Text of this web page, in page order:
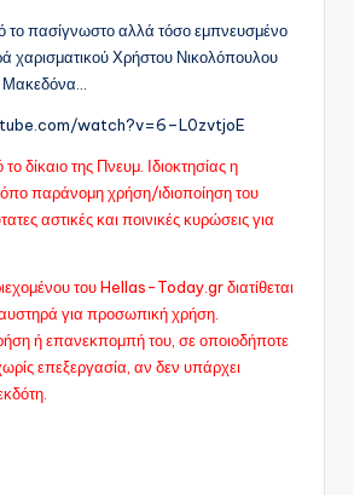
το πασίγνωστο αλλά τόσο εμπνευσμένο
χαρισματικού Χρήστου Νικολόπουλου
Μακεδόνα…
watch?v=6–L0zvtjoE
δίκαιο της Πνευμ. Ιδιοκτησίας η
παράνομη χρήση/ιδιοποίηση του
αστικές και ποινικές κυρώσεις για
του Hellas-Today.gr διατίθεται
για προσωπική χρήση.
ή επανεκπομπή του, σε οποιοδήποτε
επεξεργασία, αν δεν υπάρχει